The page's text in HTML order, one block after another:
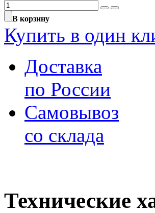
В корзину
Купить в один
Доставка
по России
Самовывоз
со склада
Технические